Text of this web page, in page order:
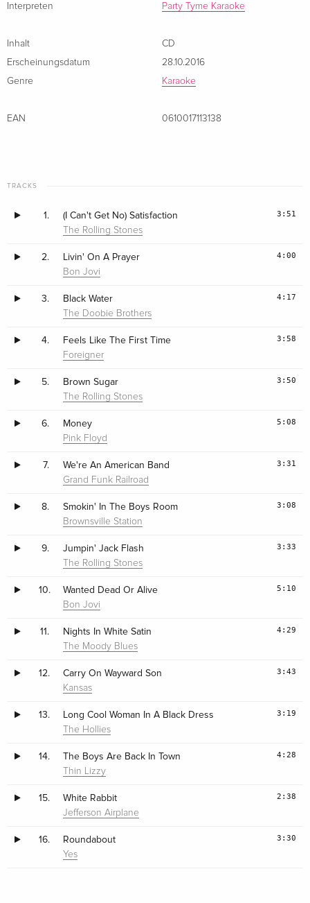
Interpreten Party Tyme Karaoke
Inhalt
CD
Erscheinungsdatum
28.10.2016
Genre
Karaoke
EAN 0610017113138
TRACKS
1. (I Can't Get No) Satisfaction
The Rolling Stones
3:51
2. Livin' On A Prayer
Bon Jovi
4:00
3. Black Water
The Doobie Brothers
4:17
4. Feels Like The First Time
Foreigner
3:58
5. Brown Sugar
The Rolling Stones
3:50
6. Money
Pink Floyd
5:08
7. We're An American Band
Grand Funk Railroad
3:31
8. Smokin' In The Boys Room
Brownsville Station
3:08
9. Jumpin' Jack Flash
The Rolling Stones
3:33
10. Wanted Dead Or Alive
Bon Jovi
5:10
11. Nights In White Satin
The Moody Blues
4:29
12. Carry On Wayward Son
Kansas
3:43
13. Long Cool Woman In A Black Dress
The Hollies
3:19
14. The Boys Are Back In Town
Thin Lizzy
4:28
15. White Rabbit
Jefferson Airplane
2:38
16. Roundabout
Yes
3:30